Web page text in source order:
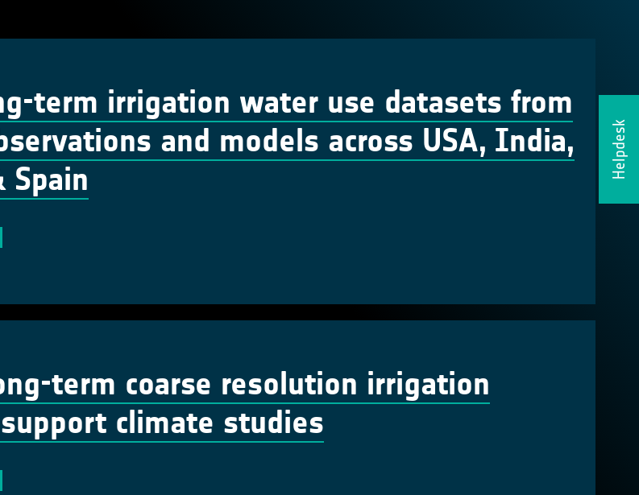
Helpdesk
term irrigation water use datasets from
and models across USA, India,
Spain
term coarse resolution irrigation
climate studies